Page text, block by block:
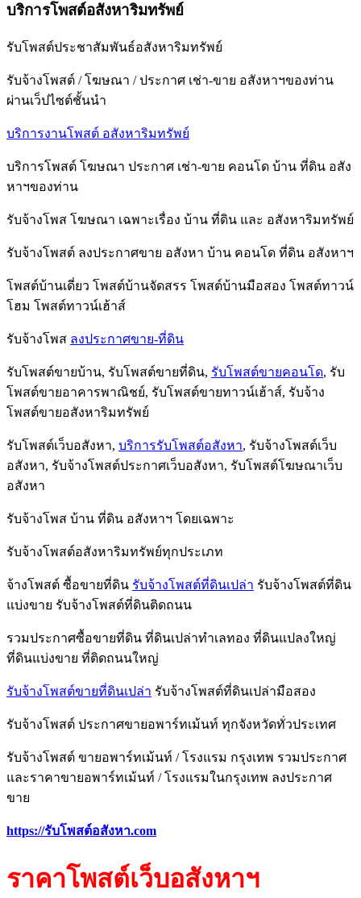
บริการโพสต์อสังหาริมทรัพย์
รับโพสต์ประชาสัมพันธ์อสังหาริมทรัพย์
รับจ้างโพสต์ / โฆษณา / ประกาศ เช่า-ขาย อสังหาฯของท่าน
ผ่านเว็ปไซต์ชั้นนำ
บริการงานโพสต์ อสังหาริมทรัพย์
บริการโพสต์ โฆษณา ประกาศ เช่า-ขาย คอนโด บ้าน ที่ดิน อสัง
หาฯของท่าน
รับจ้างโพส โฆษณา เฉพาะเรื่อง บ้าน ที่ดิน และ อสังหาริมทรัพย์
รับจ้างโพสต์ ลงประกาศขาย อสังหา บ้าน คอนโด ที่ดิน อสังหาฯ
โพสต์บ้านเดี่ยว โพสต์บ้านจัดสรร โพสต์บ้านมือสอง โพสต์ทาวน์
โฮม โพสต์ทาวน์เฮ้าส์
รับจ้างโพส ลงประกาศขาย-ที่ดิน
รับโพสต์ขายบ้าน, รับโพสต์ขายที่ดิน, รับโพสต์ขายคอนโด, รับ
โพสต์ขายอาคารพาณิชย์, รับโพสต์ขายทาวน์เฮ้าส์, รับจ้าง
โพสต์ขายอสังหาริมทรัพย์
รับโพสต์เว็บอสังหา, บริการรับโพสต์อสังหา, รับจ้างโพสต์เว็บ
อสังหา, รับจ้างโพสต์ประกาศเว็บอสังหา, รับโพสต์โฆษณาเว็บ
อสังหา
รับจ้างโพส บ้าน ที่ดิน อสังหาฯ โดยเฉพาะ
รับจ้างโพสต์อสังหาริมทรัพย์ทุกประเภท
จ้างโพสต์ ซื้อขายที่ดิน รับจ้างโพสต์ที่ดินเปล่า รับจ้างโพสต์ที่ดิน
แบ่งขาย รับจ้างโพสต์ที่ดินติดถนน
รวมประกาศซื้อขายที่ดิน ที่ดินเปล่าทำเลทอง ที่ดินแปลงใหญ่
ที่ดินแบ่งขาย ที่ติดถนนใหญ่
รับจ้างโพสต์ขายที่ดินเปล่า รับจ้างโพสต์ที่ดินเปล่ามือสอง
รับจ้างโพสต์ ประกาศขายอพาร์ทเม้นท์ ทุกจังหวัดทั่วประเทศ
รับจ้างโพสต์ ขายอพาร์ทเม้นท์ / โรงแรม กรุงเทพ รวมประกาศ
และราคาขายอพาร์ทเม้นท์ / โรงแรมในกรุงเทพ ลงประกาศ
ขาย
https://รับโพสต์อสังหา.com
ราคาโพสต์เว็บอสังหาฯ